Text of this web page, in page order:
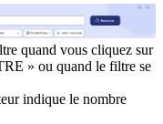
quand vous cliquez sur
» ou quand le filtre se
indique le nombre